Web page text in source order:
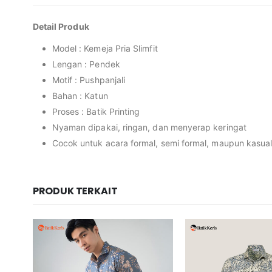
Detail Produk
Model : Kemeja Pria Slimfit
Lengan : Pendek
Motif : Pushpanjali
Bahan : Katun
Proses : Batik Printing
Nyaman dipakai, ringan, dan menyerap keringat
Cocok untuk acara formal, semi formal, maupun kasual
PRODUK TERKAIT